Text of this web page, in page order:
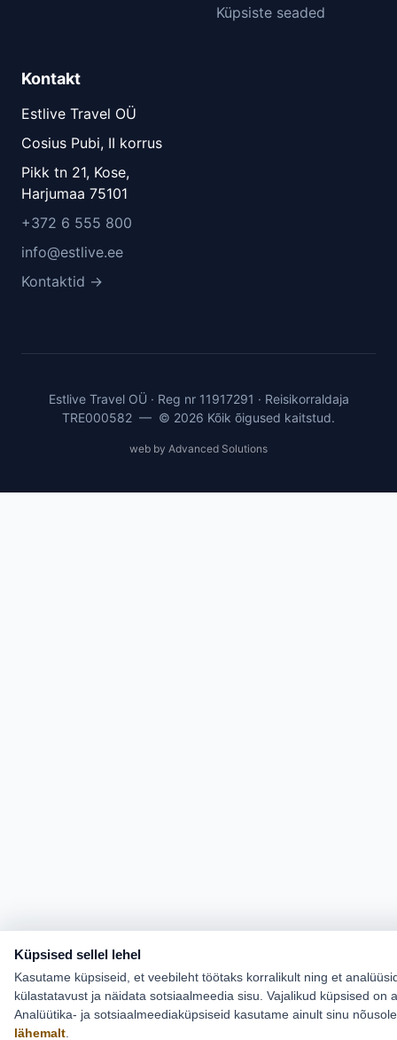
Küpsiste seaded
Kontakt
Estlive Travel OÜ
Cosius Pubi, II korrus
Pikk tn 21, Kose,
Harjumaa 75101
+372 6 555 800
info@estlive.ee
Kontaktid →
Estlive Travel OÜ · Reg nr 11917291 · Reisikorraldaja
TRE000582 — © 2026 Kõik õigused kaitstud.
web by Advanced Solutions
Küpsised sellel lehel
Kasutame küpsiseid, et veebileht töötaks korralikult ning et
külastatavust ja näidata sotsiaalmeedia sisu. Vajalikud küpsised on
Analüütika- ja sotsiaalmeediaküpsiseid kasutame ainult sinu
lähemalt.